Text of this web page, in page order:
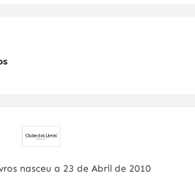
nasceu a 23 de Abril de 2010